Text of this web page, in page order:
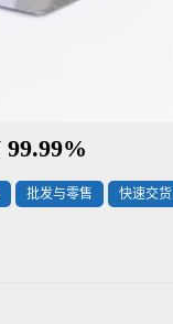
批发与零售 快速交货